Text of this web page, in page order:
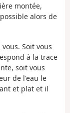
montée,
alors de
Soit vous
à la trace
soit vous
de l'eau le
et plat et il